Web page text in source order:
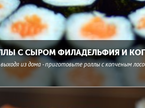
С СЫРОМ ФИЛАДЕЛЬФИЯ И
из дома - приготовьте роллы с копченым